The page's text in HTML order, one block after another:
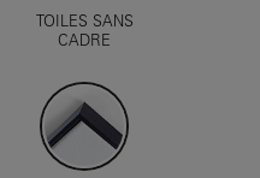
TOILES SANS
CADRE